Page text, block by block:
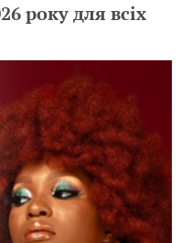
року для всіх